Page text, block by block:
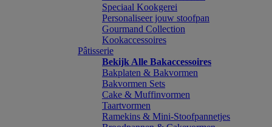
Speciaal Kookgerei
Personaliseer jouw stoofpan
Gourmand Collection
Kookaccessoires
Pâtisserie
Bekijk Alle Bakaccessoires
Bakplaten & Bakvormen
Bakvormen Sets
Cake & Muffinvormen
Taartvormen
Ramekins & Mini-Stoofpannetjes